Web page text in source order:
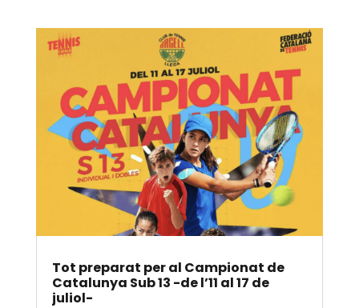
Tot preparat per al Campionat de
Catalunya Sub 13 -de l’11 al 17 de
juliol-